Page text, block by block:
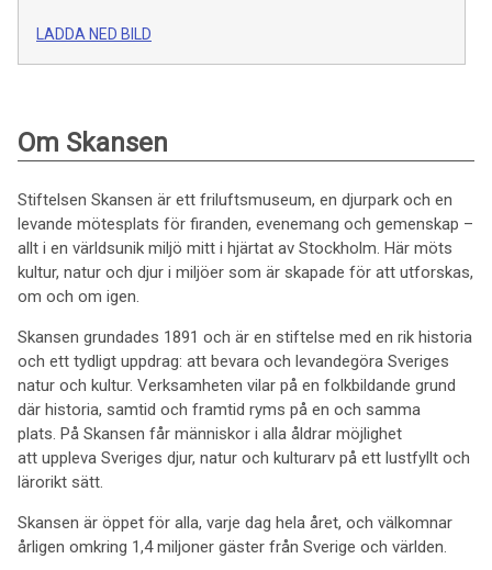
LADDA NED BILD
Om Skansen
Stiftelsen Skansen är ett friluftsmuseum, en djurpark och en
levande mötesplats för firanden, evenemang och gemenskap –
allt i en världsunik miljö mitt i hjärtat av Stockholm. Här möts
kultur, natur och djur i miljöer som är skapade för att utforskas,
om och om igen.
Skansen grundades 1891 och är en stiftelse med en rik historia
och ett tydligt uppdrag: att bevara och levandegöra Sveriges
natur och kultur. Verksamheten vilar på en folkbildande grund
där historia, samtid och framtid ryms på en och samma
plats. På Skansen får människor i alla åldrar möjlighet
att uppleva Sveriges djur, natur och kulturarv på ett lustfyllt och
lärorikt sätt.
Skansen är öppet för alla, varje dag hela året, och välkomnar
årligen omkring 1,4 miljoner gäster från Sverige och världen.